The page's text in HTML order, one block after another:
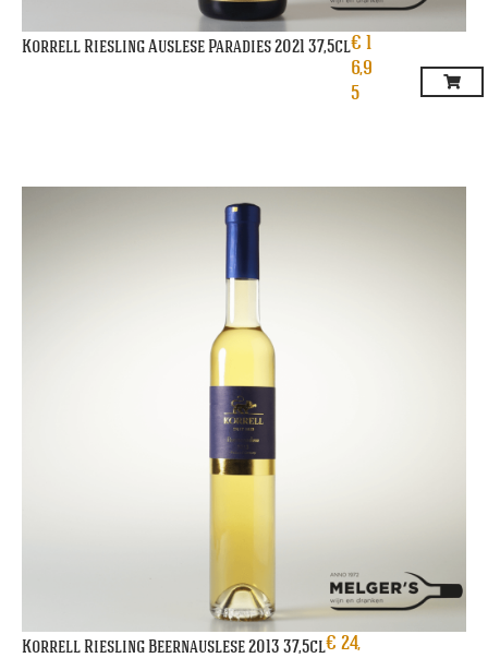
Korrell Riesling Auslese Paradies 2021 37,5cl€ 1
6,9
5
Korrell Riesling Beernauslese 2013 37,5cl€ 24,